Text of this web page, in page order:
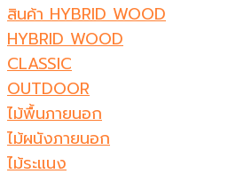
สินค้า HYBRID WOOD
HYBRID WOOD
CLASSIC
OUTDOOR
ไม้พื้นภายนอก
ไม้ผนังภายนอก
ไม้ระแนง